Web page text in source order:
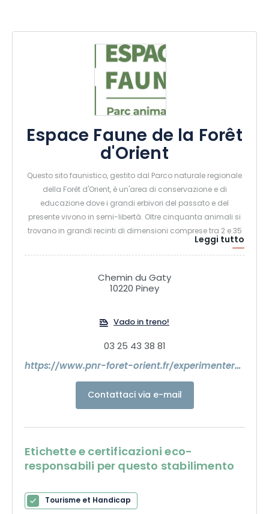
Espace Faune de la Forêt
d'Orient
Questo sito faunistico, gestito dal Parco naturale regionale
della Forêt d'Orient, è un'area di conservazione e di
educazione dove i grandi erbivori del passato e del
presente vivono in semi-libertà. Oltre cinquanta animali si
trovano in grandi recinti di dimensioni comprese tra 2 e 35
ettari. Cervi, caprioli, cinghiali, uri, tarpani, alci e bisonti
europei, mufloni, daini e cavalli Prewalski vi aspettano per
una gita in famiglia.
Leggi tutto
Chemin du Gaty
10220 Piney
Vado in treno!
03 25 43 38 81
https://www.pnr-foret-orient.fr/experimenter/espace-faune/
Contattaci via e-mail
Etichette e certificazioni eco-
responsabili per questo stabilimento
Tourisme et Handicap